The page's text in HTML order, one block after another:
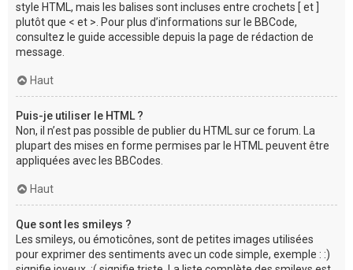
style HTML, mais les balises sont incluses entre crochets [ et ]
plutôt que < et >. Pour plus d’informations sur le BBCode,
consultez le guide accessible depuis la page de rédaction de
message.
Haut
Puis-je utiliser le HTML ?
Non, il n’est pas possible de publier du HTML sur ce forum. La
plupart des mises en forme permises par le HTML peuvent être
appliquées avec les BBCodes.
Haut
Que sont les smileys ?
Les smileys, ou émoticônes, sont de petites images utilisées
pour exprimer des sentiments avec un code simple, exemple : :)